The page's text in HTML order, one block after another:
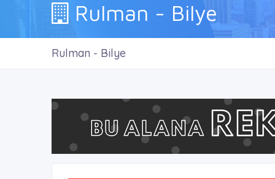
Rulman - Bilye
Rulman - Bilye